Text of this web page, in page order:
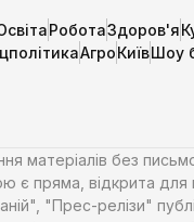
РоботаЗдоров'я
АгроКиївШоу
матеріалів без
є пряма, відкрита
"Прес-релізи"